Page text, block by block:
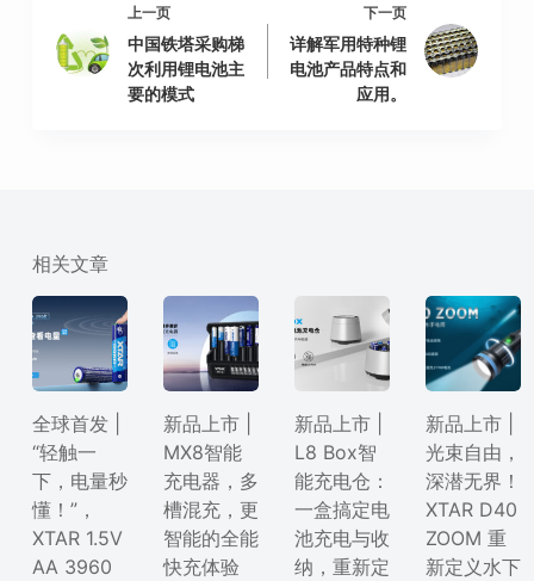
上一页
中国铁塔采购梯
次利用锂电池主
要的模式
下一页
详解军用特种锂
电池产品特点和
应用。
相关文章
全球首发 |
“轻触一
下，电量秒
懂！”，
XTAR 1.5V
AA 3960
新品上市 |
MX8智能
充电器，多
槽混充，更
智能的全能
快充体验
新品上市 |
L8 Box智
能充电仓：
一盒搞定电
池充电与收
纳，重新定
新品上市 |
光束自由，
深潜无界！
XTAR D40
ZOOM 重
新定义水下